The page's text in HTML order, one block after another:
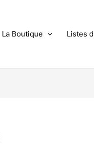
La Boutique Listes